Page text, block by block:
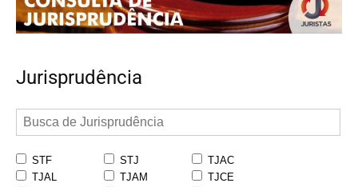
Jurisprudência
STF STJ
TJAC
TJAL
TJAM
TJCE